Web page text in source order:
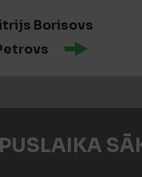
Borisovs